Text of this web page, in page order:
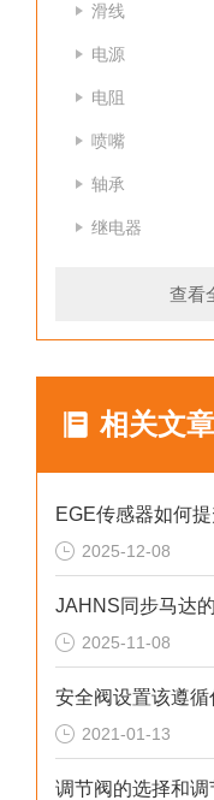
滑线
电源
电阻
喷嘴
轴承
继电器
查看
相关文章
2025-12-08
JAHNS同步马达
2025-11-08
2021-01-13
调节阀的选择和